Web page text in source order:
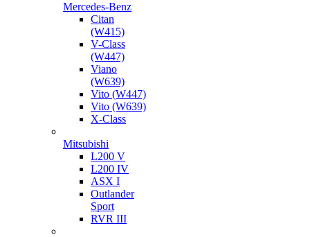
Mercedes-Benz
Citan
(W415)
V-Class
(W447)
Viano
(W639)
Vito (W447)
Vito (W639)
X-Class
Mitsubishi
L200 V
L200 IV
ASX I
Outlander
Sport
RVR III